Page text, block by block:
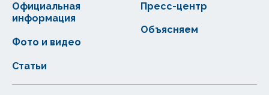
Статьи
Официальная
информация
Фото и видео
Пресс-центр
Объясняем